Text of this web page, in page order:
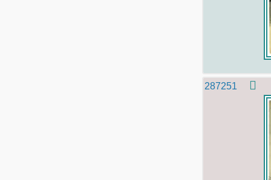
287251